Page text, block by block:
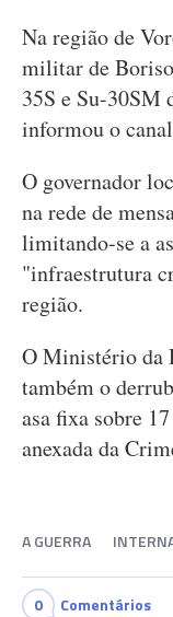
Na região de
militar de
35S e Su-30SM
informou o
O governador
na rede de
limitando-se a
"infraestrutura
região.
O Ministério da
também o
asa fixa sobre
anexada da
A GUERRA
0 Comentários